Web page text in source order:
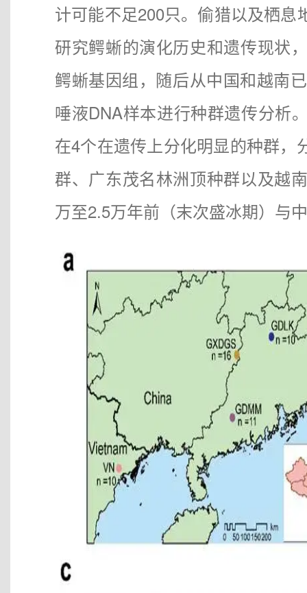
计可能不足200只。偷猎以及栖
研究鳄蜥的演化历史和遗传现状
鳄蜥基因组，随后从中国和越南
唾液DNA样本进行种群遗传分析
在4个在遗传上分化明显的种群，
群、广东茂名林洲顶种群以及越
万至2.5万年前（末次盛冰期）与